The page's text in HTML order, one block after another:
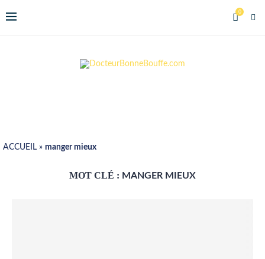
0
ACCUEIL » manger mieux
MOT CLÉ : MANGER MIEUX